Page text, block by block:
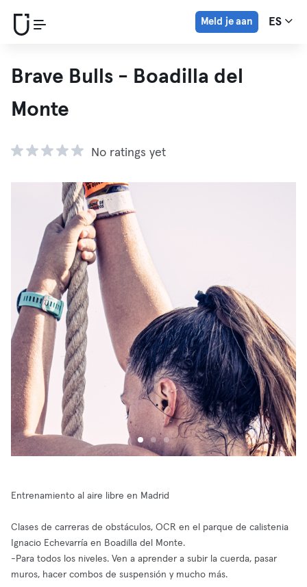
Meld je aan ES
Brave Bulls - Boadilla del
Monte
No ratings yet
Entrenamiento al aire libre en Madrid
Clases de carreras de obstáculos, OCR en el parque de calistenia
Ignacio Echevarría en Boadilla del Monte.
-Para todos los niveles. Ven a aprender a subir la cuerda, pasar
muros, hacer combos de suspensión y mucho más.